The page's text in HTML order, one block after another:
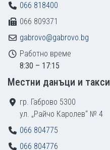
066 818400
066 809371
gabrovo@gabrovo.bg
Работно време
8:30 – 17:15
Местни данъци и такси
гр. Габрово 5300
ул. „Райчо Каролев“ № 4
066 804775
066 804776